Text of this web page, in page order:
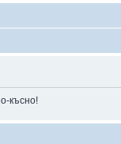
късно!